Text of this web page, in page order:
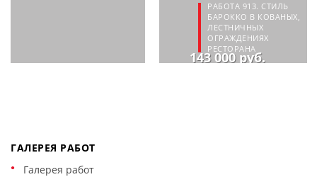
РАБОТА 913. СТИЛЬ
БАРОККО В КОВАНЫХ,
ЛЕСТНИЧНЫХ
ОГРАЖДЕНИЯХ
РЕСТОРАНА
143 000 руб.
ГАЛЕРЕЯ РАБОТ
Галерея работ